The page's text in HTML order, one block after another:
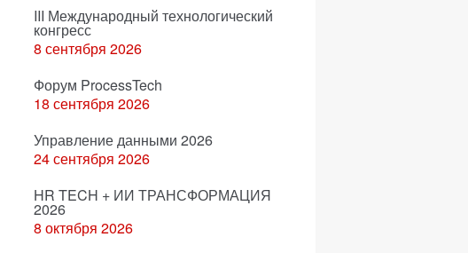
III Международный технологический
конгресс
8 сентября 2026
Форум ProcessTech
18 сентября 2026
Управление данными 2026
24 сентября 2026
HR TECH + ИИ ТРАНСФОРМАЦИЯ
2026
8 октября 2026